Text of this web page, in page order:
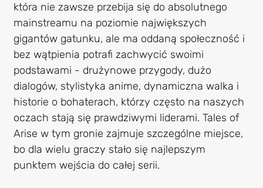
która nie zawsze przebija się do absolutnego
mainstreamu na poziomie największych
gigantów gatunku, ale ma oddaną społeczność i
bez wątpienia potrafi zachwycić swoimi
podstawami - drużynowe przygody, dużo
dialogów, stylistyka anime, dynamiczna walka i
historie o bohaterach, którzy często na naszych
oczach stają się prawdziwymi liderami. Tales of
Arise w tym gronie zajmuje szczególne miejsce,
bo dla wielu graczy stało się najlepszym
punktem wejścia do całej serii.